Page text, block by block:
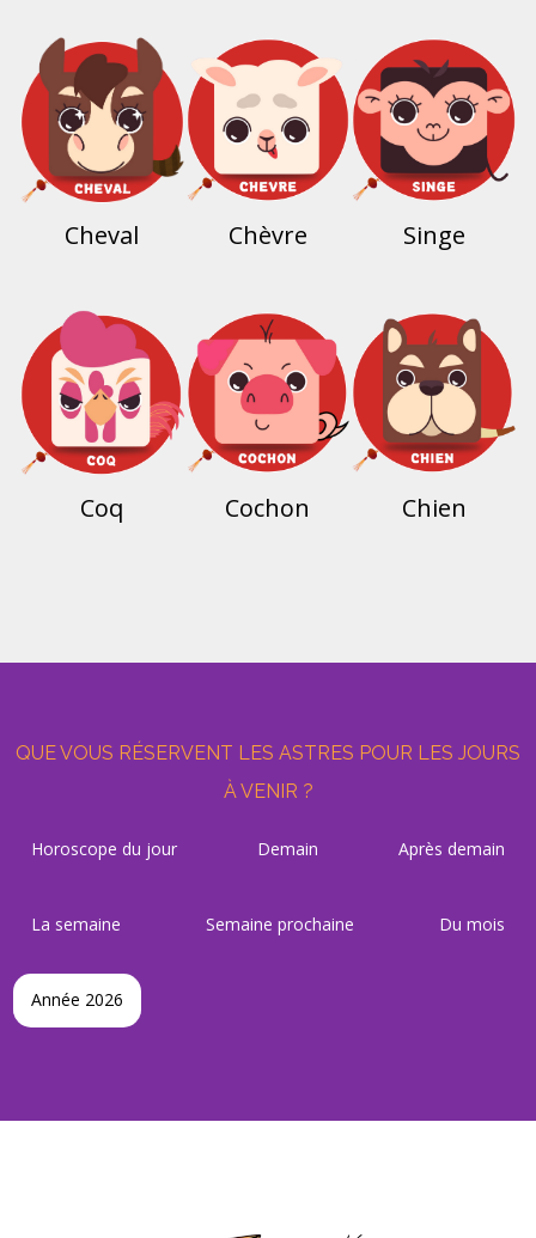
Cheval Chèvre Singe
Coq Cochon Chien
QUE VOUS RÉSERVENT LES ASTRES POUR LES JOURS
À VENIR ?
Horoscope du jour Demain Après demain
La semaine Semaine prochaine Du mois
Année 2026